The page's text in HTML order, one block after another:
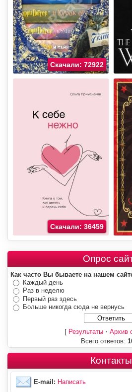
Скачали: 72922
Скачали: 36459
Опрос
Как часто Вы бываете на нашем
Каждый день
Раз в неделю
Первый раз здесь
Больше никогда сюда не вернусь
[ Результаты· Архив
Всего ответов:
Контакты
E-mail: Написать